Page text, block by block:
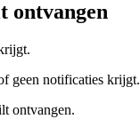
ontvangen
geen notificaties krijgt.
ontvangen.